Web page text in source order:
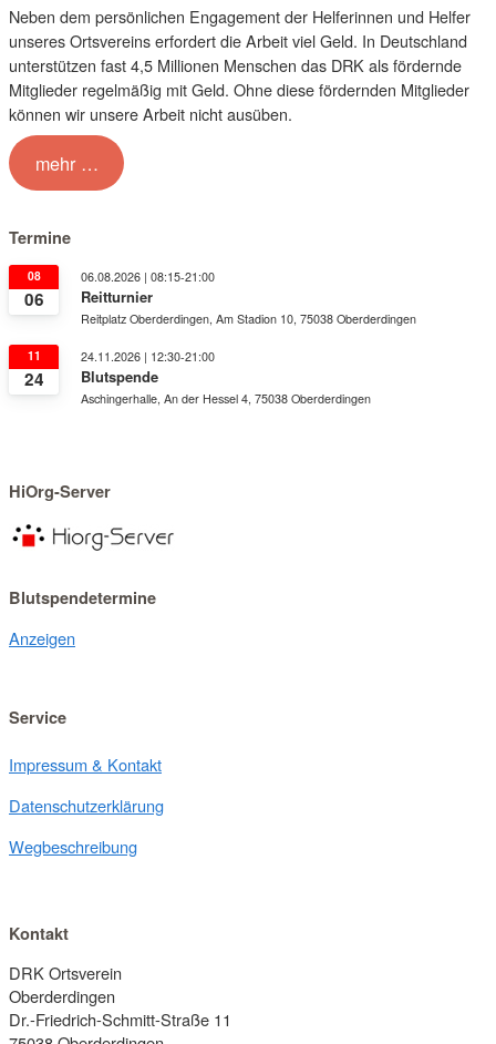
Neben dem persönlichen Engagement der Helferinnen und Helfer
unseres Ortsvereins erfordert die Arbeit viel Geld. In Deutschland
unterstützen fast 4,5 Millionen Menschen das DRK als fördernde
Mitglieder regelmäßig mit Geld. Ohne diese fördernden Mitglieder
können wir unsere Arbeit nicht ausüben.
mehr …
Termine
08
06
06.08.2026 | 08:15-21:00
Reitturnier
Reitplatz Oberderdingen, Am Stadion 10, 75038 Oberderdingen
11
24
24.11.2026 | 12:30-21:00
Blutspende
Aschingerhalle, An der Hessel 4, 75038 Oberderdingen
HiOrg-Server
Blutspendetermine
Anzeigen
Service
Impressum & Kontakt
Datenschutzerklärung
Wegbeschreibung
Kontakt
DRK Ortsverein
Oberderdingen
Dr.-Friedrich-Schmitt-Straße 11